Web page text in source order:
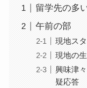
留学先の多
午前の部
現地ス
現地の
興味津
疑応答